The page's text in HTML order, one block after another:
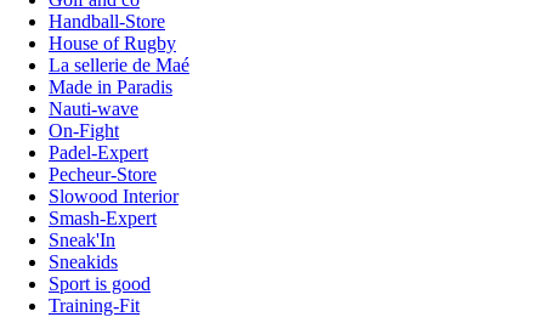
Handball-Store
House of Rugby
La sellerie de Maé
Made in Paradis
Nauti-wave
On-Fight
Padel-Expert
Pecheur-Store
Slowood Interior
Smash-Expert
Sneak'In
Sneakids
Sport is good
Training-Fit